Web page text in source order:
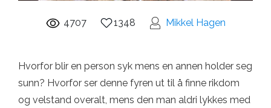
4707 1348 Mikkel Hagen
Hvorfor blir en person syk mens en annen holder seg
sunn? Hvorfor ser denne fyren ut til å finne rikdom
og velstand overalt, mens den man aldri lykkes med